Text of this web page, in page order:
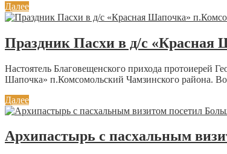
Далее
Праздник Пасхи в д/с «Красная
Настоятель Благовещенского прихода протоиерей
Шапочка» п.Комсомольский Чамзинского района.
Далее
Архипастырь с пасхальным